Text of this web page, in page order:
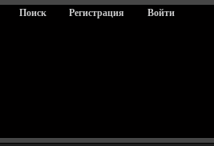
Поиск Регистрация Войти